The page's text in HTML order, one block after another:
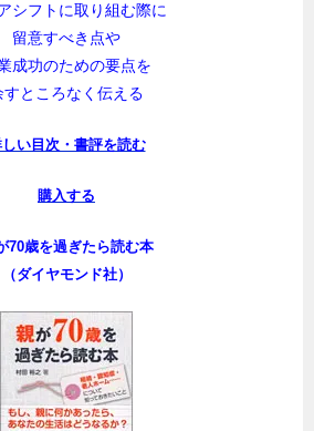
シフトに取り組む際に
留意すべき点や
成功のための要点を
すところなく伝える
い目次・書評を読む
購入する
70歳を過ぎたら読む本
（ダイヤモンド社）